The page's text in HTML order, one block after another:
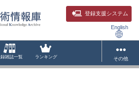
登録支援システム
English
雑誌一覧 ランキング その他